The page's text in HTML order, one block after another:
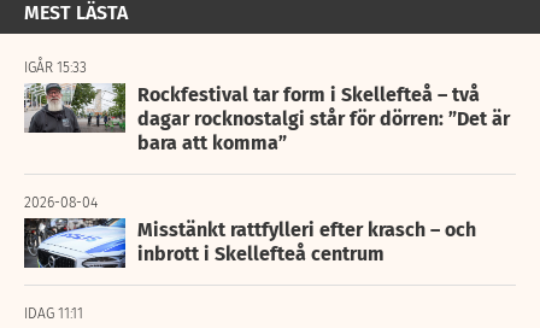
MEST LÄSTA
IGÅR 15:33
Rockfestival tar form i Skellefteå – två
dagar rocknostalgi står för dörren: ”Det är
bara att komma”
2026-08-04
Misstänkt rattfylleri efter krasch – och
inbrott i Skellefteå centrum
IDAG 11:11